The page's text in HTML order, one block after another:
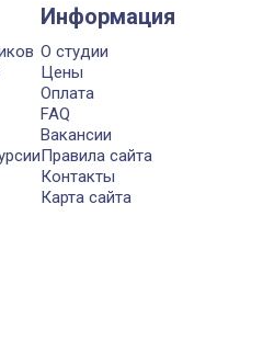
Информация
О студии
Цены
Оплата
FAQ
Вакансии
Правила сайта
Контакты
Карта сайта